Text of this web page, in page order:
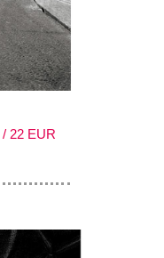
/ 22 EUR